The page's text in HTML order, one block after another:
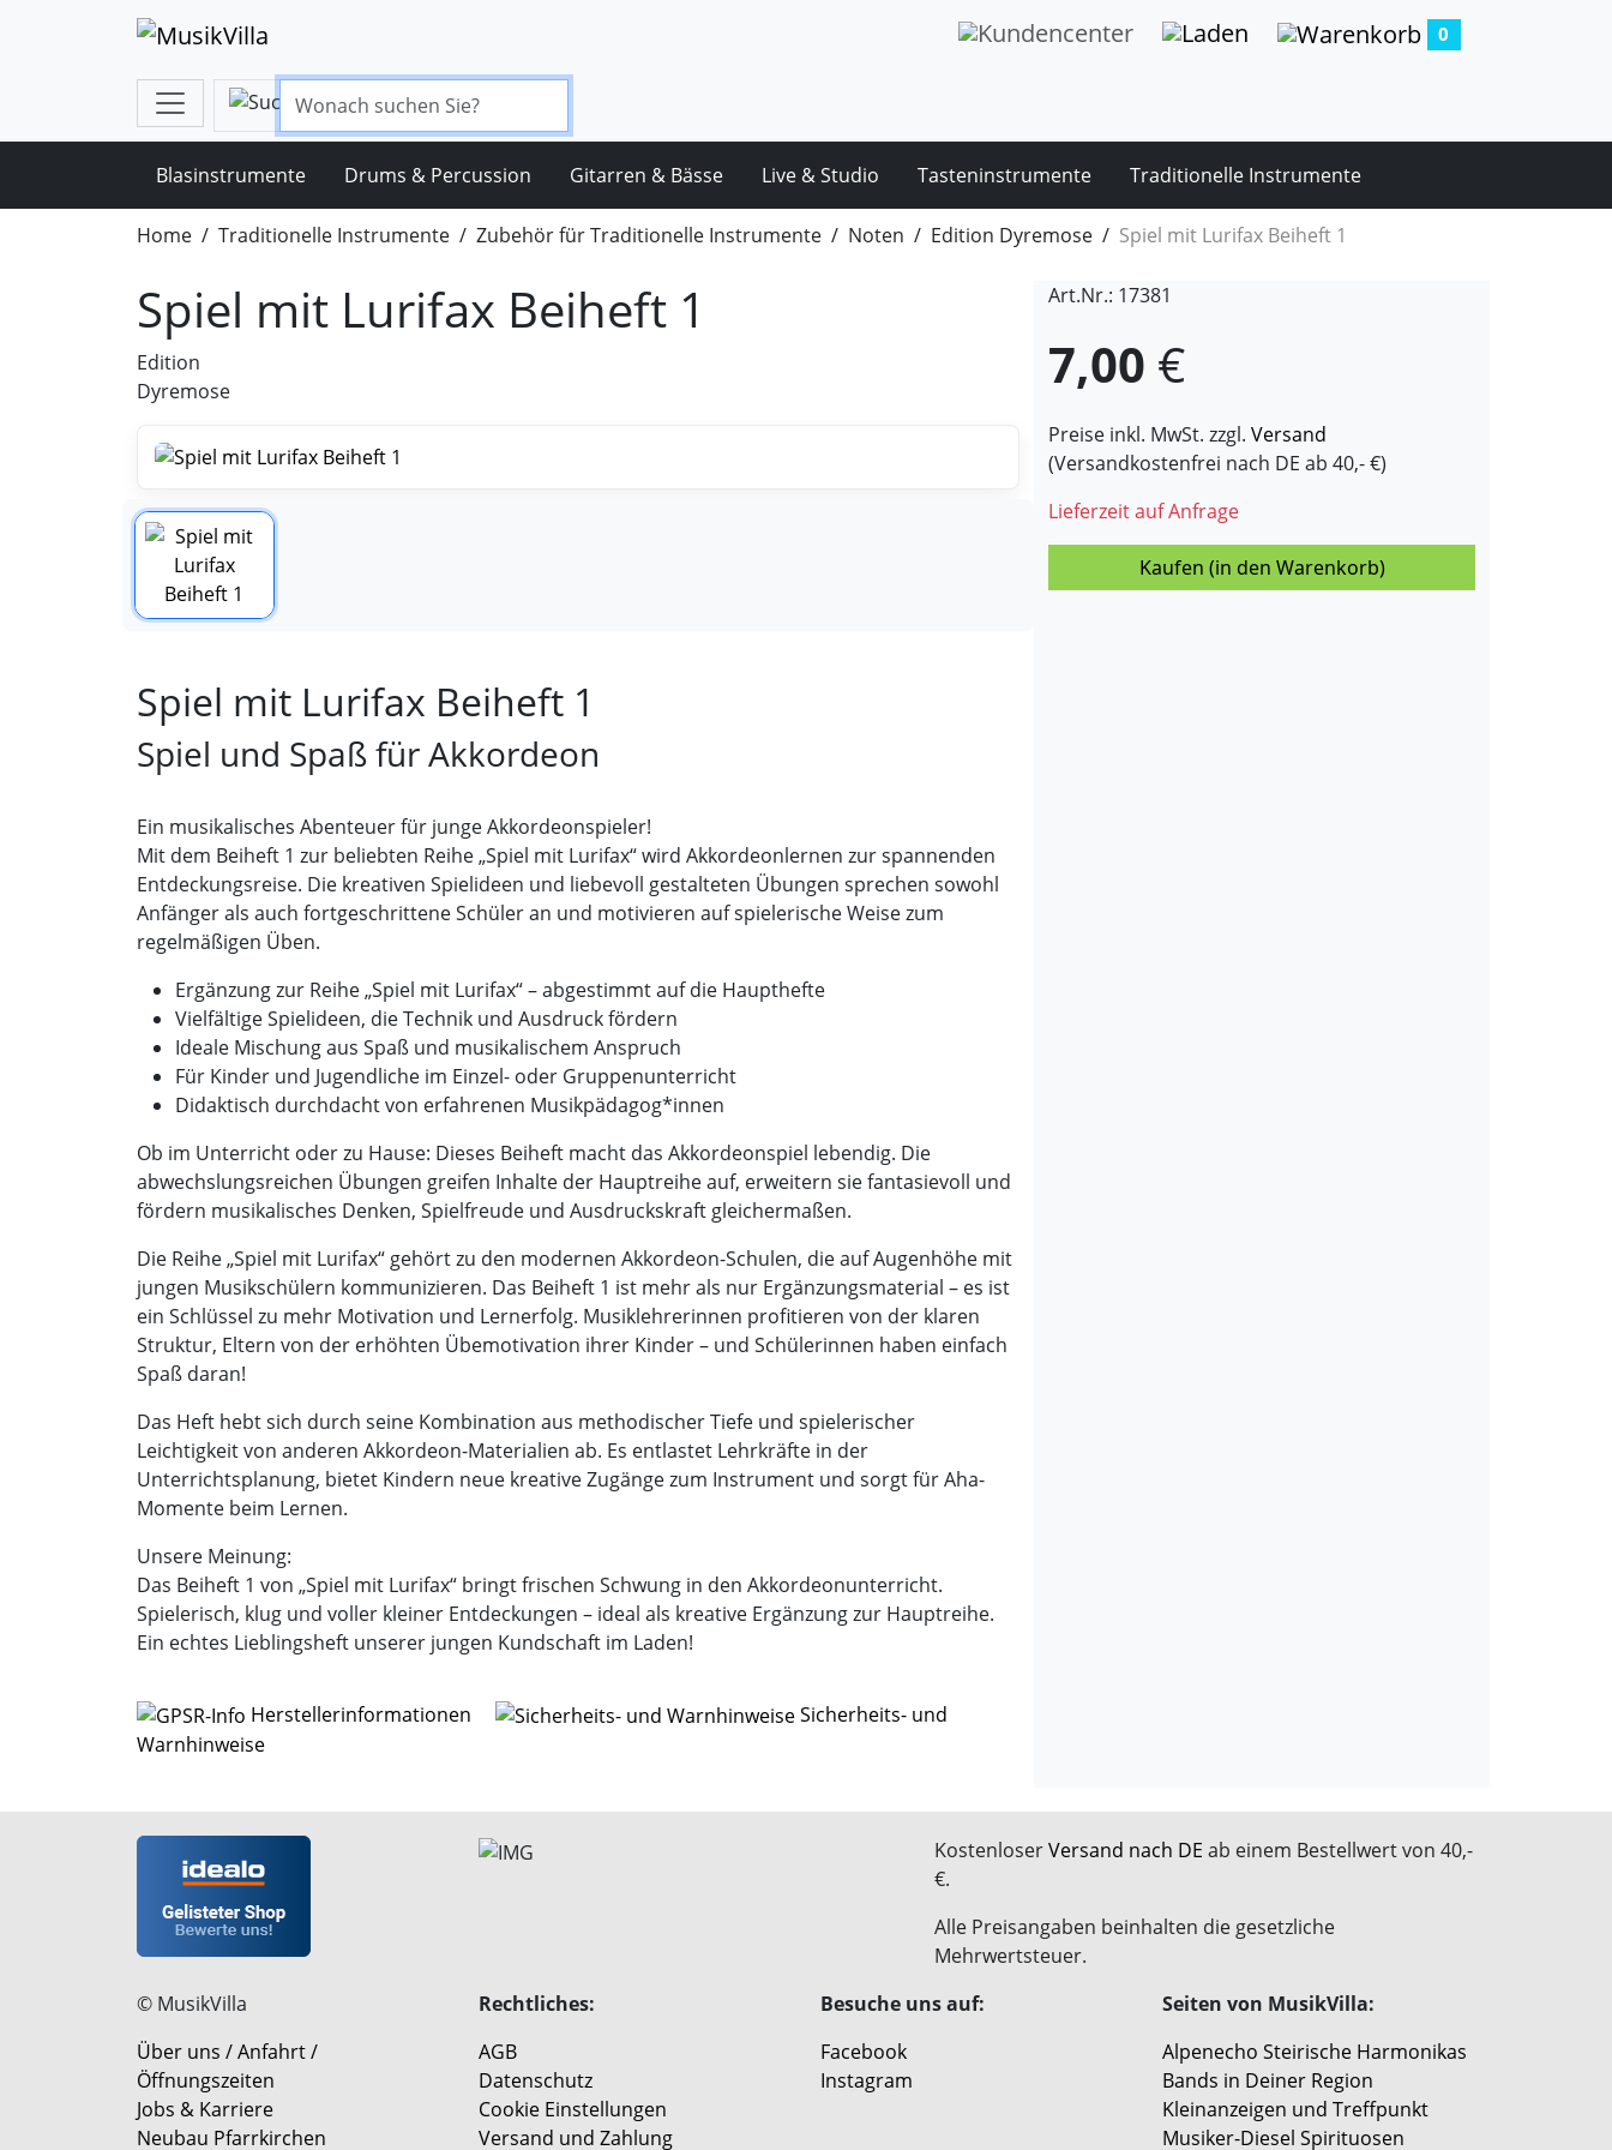
0
Blasinstrumente Drums & Percussion Gitarren & Bässe Live & Studio Tasteninstrumente Traditionelle Instrumente
Home Traditionelle Instrumente Zubehör für Traditionelle Instrumente Noten Edition Dyremose Spiel mit Lurifax Beiheft 1
Spiel mit Lurifax Beiheft 1
Edition
Dyremose
Spiel mit Lurifax Beiheft 1
Spiel und Spaß für Akkordeon
Ein musikalisches Abenteuer für junge Akkordeonspieler!
Mit dem Beiheft 1 zur beliebten Reihe „Spiel mit Lurifax“ wird Akkordeonlernen zur spannenden
Entdeckungsreise. Die kreativen Spielideen und liebevoll gestalteten Übungen sprechen sowohl
Anfänger als auch fortgeschrittene Schüler an und motivieren auf spielerische Weise zum
regelmäßigen Üben.
Ergänzung zur Reihe „Spiel mit Lurifax“ – abgestimmt auf die Haupthefte
Vielfältige Spielideen, die Technik und Ausdruck fördern
Ideale Mischung aus Spaß und musikalischem Anspruch
Für Kinder und Jugendliche im Einzel- oder Gruppenunterricht
Didaktisch durchdacht von erfahrenen Musikpädagog*innen
Ob im Unterricht oder zu Hause: Dieses Beiheft macht das Akkordeonspiel lebendig. Die
abwechslungsreichen Übungen greifen Inhalte der Hauptreihe auf, erweitern sie fantasievoll und
fördern musikalisches Denken, Spielfreude und Ausdruckskraft gleichermaßen.
Die Reihe „Spiel mit Lurifax“ gehört zu den modernen Akkordeon-Schulen, die auf Augenhöhe mit
jungen Musikschülern kommunizieren. Das Beiheft 1 ist mehr als nur Ergänzungsmaterial – es ist
ein Schlüssel zu mehr Motivation und Lernerfolg. Musiklehrerinnen profitieren von der klaren
Struktur, Eltern von der erhöhten Übemotivation ihrer Kinder – und Schülerinnen haben einfach
Spaß daran!
Das Heft hebt sich durch seine Kombination aus methodischer Tiefe und spielerischer
Leichtigkeit von anderen Akkordeon-Materialien ab. Es entlastet Lehrkräfte in der
Unterrichtsplanung, bietet Kindern neue kreative Zugänge zum Instrument und sorgt für Aha-
Momente beim Lernen.
Unsere Meinung:
Das Beiheft 1 von „Spiel mit Lurifax“ bringt frischen Schwung in den Akkordeonunterricht.
Spielerisch, klug und voller kleiner Entdeckungen – ideal als kreative Ergänzung zur Hauptreihe.
Ein echtes Lieblingsheft unserer jungen Kundschaft im Laden!
Herstellerinformationen
Sicherheits- und
Warnhinweise
Art.Nr.: 17381
7,00 €
Preise inkl. MwSt. zzgl. Versand
(Versandkostenfrei nach DE ab 40,- €)
Lieferzeit auf Anfrage
Kaufen (in den Warenkorb)
KostenloserVersand nach DE ab einem Bestellwert von 40,-
€.
Alle Preisangaben beinhalten die gesetzliche
Mehrwertsteuer.
© MusikVilla
Über uns / Anfahrt /
Öffnungszeiten
Jobs & Karriere
Neubau Pfarrkirchen
Rechtliches:
AGB
Datenschutz
Cookie Einstellungen
Versand und Zahlung
Besuche uns auf:
Facebook
Instagram
Seiten von MusikVilla:
Alpenecho Steirische Harmonikas
Bands in Deiner Region
Kleinanzeigen und Treffpunkt
Musiker-Diesel Spirituosen